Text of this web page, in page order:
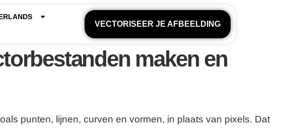
VECTORISEER JE AFBEELDING
maken en
punten, lijnen, curven en vormen, in plaats van pixels. Dat